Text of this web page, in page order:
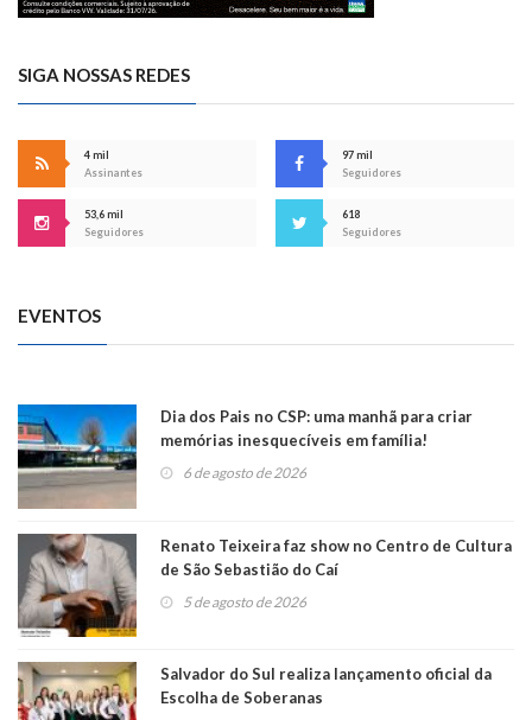
SIGA NOSSAS REDES
4 mil
Assinantes
97 mil
Seguidores
53,6 mil
Seguidores
618
Seguidores
EVENTOS
Dia dos Pais no CSP: uma manhã para criar
memórias inesquecíveis em família!
6 de agosto de 2026
Renato Teixeira faz show no Centro de Cultura
de São Sebastião do Caí
5 de agosto de 2026
Salvador do Sul realiza lançamento oficial da
Escolha de Soberanas